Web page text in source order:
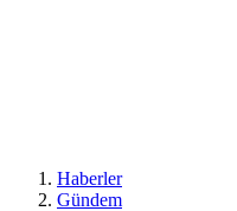
Haberler
Gündem